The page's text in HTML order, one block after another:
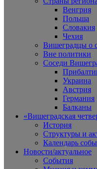
Венгрия
Польша
Словакия
Чехия
Вишеградцы о
Вне политики
Соседи
Украина
Австрия
Германия
Балканы
«Вишеградская
История
Структуры и
Календарь
Новости/актуальное
События